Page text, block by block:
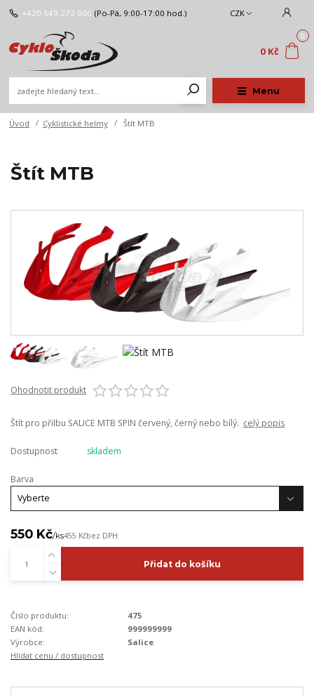
Menu
CZK
+420 549 272 000 (Po-Pá, 9:00-17:00 hod.)
0
0 Kč
Úvod Cyklistické helmy Štít MTB
Štít MTB
Ohodnotit produkt
Štít pro přilbu SALICE MTB SPIN červený, černý nebo bílý. celý popis
Dostupnost skladem
Barva
550 Kč/ks455 Kčbez DPH
Přidat do košíku
Číslo produktu:
475
EAN kód:
999999999
Výrobce:
Salice
Hlídat cenu / dostupnost